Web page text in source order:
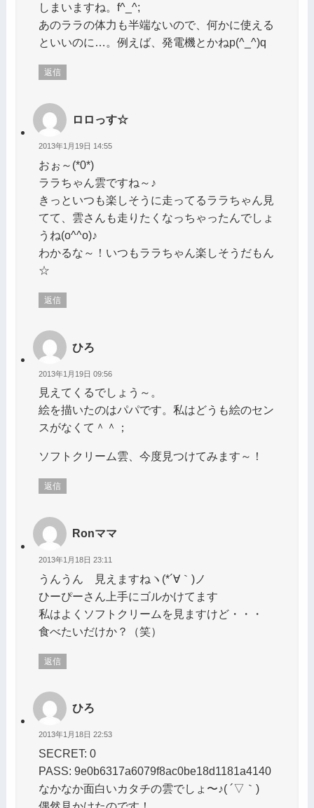
しまいますね。f^_^;
あのララの体力も半端ないので、何かに使える
といいのに…。例えば、発電機とかねp(^_^)q
返信
ロロっす☆
2013年1月19日 14:55
おぉ～(*0*)
ララちゃん雲ですね～♪
きっといつも楽しそうに走ってるララちゃん見
てて、雲さんも走りたくなっちゃったんでしょ
うね(o^^o)♪
わかるな～！いつもララちゃん楽しそうだもん
☆
返信
ひろ
2013年1月19日 09:56
見えてくるでしょう～。
絵を描いたのはパパです。私はどうも絵のセン
スがなくて＾＾；
ソフトクリーム雲、今度見つけてみます～！
返信
Ronママ
2013年1月18日 23:11
うんうん 見えますねヽ(*´∀｀)ノ
ひーぴーさん上手にゴルかけてます
私はよくソフトクリームを見ますけど・・・
食べたいだけか？（笑）
返信
ひろ
2013年1月18日 22:53
SECRET: 0
PASS: 9e0b6317a6079f8ac0be18d1181a4140
なかなか面白いカタチの雲でしょ〜♪( ´▽｀)